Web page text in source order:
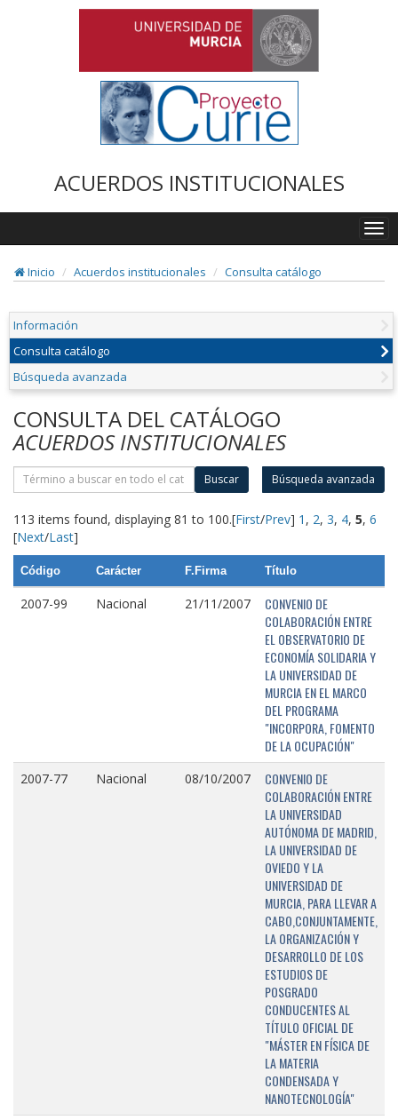
ACUERDOS INSTITUCIONALES
Inicio
Acuerdos institucionales Consulta catálogo
Información
Consulta catálogo
Búsqueda avanzada
CONSULTA DEL CATÁLOGO
ACUERDOS INSTITUCIONALES
Buscar Búsqueda avanzada
113 items found, displaying 81 to 100.[First/Prev] 1 , 2, 3, 4, 5, 6
[Next/Last]
Código Carácter F.Firma Título
2007-99 Nacional 21/11/2007
CONVENIO DE
COLABORACIÓN ENTRE
EL OBSERVATORIO DE
ECONOMÍA SOLIDARIA Y
LA UNIVERSIDAD DE
MURCIA EN EL MARCO
DEL PROGRAMA
"INCORPORA, FOMENTO
DE LA OCUPACIÓN"
2007-77 Nacional 08/10/2007
CONVENIO DE
COLABORACIÓN ENTRE
LA UNIVERSIDAD
AUTÓNOMA DE MADRID,
LA UNIVERSIDAD DE
OVIEDO Y LA
UNIVERSIDAD DE
MURCIA, PARA LLEVAR A
CABO,CONJUNTAMENTE,
LA ORGANIZACIÓN Y
DESARROLLO DE LOS
ESTUDIOS DE
POSGRADO
CONDUCENTES AL
TÍTULO OFICIAL DE
"MÁSTER EN FÍSICA DE
LA MATERIA
CONDENSADA Y
NANOTECNOLOGÍA"